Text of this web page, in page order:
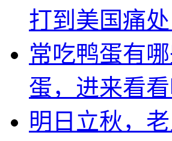
打到美国痛
常吃鸭蛋有
蛋，进来看
明日立秋，